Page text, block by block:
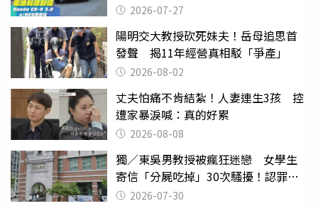
2026-07-27
陽明交大教授砍死妹夫！岳母追思首
發聲 揭11年經營真相駁「爭產」
2026-08-02
丈夫怕痛不肯結紮！人妻連生3孩 控
遭家暴淚喊：真的好累
2026-08-08
獨／東吳男教授被瘋狂迷戀 女學生
寄信「分屍吃掉」30次騷擾！認罪免
關 2026-07-30